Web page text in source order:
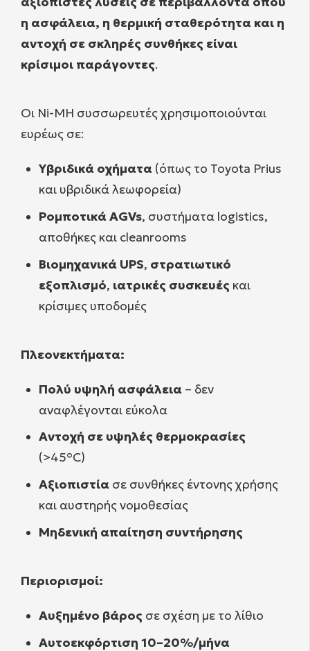
η ασφάλεια, η θερμική σταθερότητα και η
αντοχή σε σκληρές συνθήκες είναι
κρίσιμοι παράγοντες.
Οι Ni-MH συσσωρευτές χρησιμοποιούνται
ευρέως σε:
Υβριδικά οχήματα (όπως το Toyota Prius
και υβριδικά λεωφορεία)
Ρομποτικά AGVs, συστήματα logistics,
αποθήκες και cleanrooms
Βιομηχανικά UPS, στρατιωτικό
εξοπλισμό, ιατρικές συσκευές και
κρίσιμες υποδομές
Πλεονεκτήματα:
Πολύ υψηλή ασφάλεια – δεν
αναφλέγονται εύκολα
Αντοχή σε υψηλές θερμοκρασίες
(>45°C)
Αξιοπιστία σε συνθήκες έντονης χρήσης
και αυστηρής νομοθεσίας
Μηδενική απαίτηση συντήρησης
Περιορισμοί:
Αυξημένο βάρος σε σχέση με το λίθιο
Αυτοεκφόρτιση 10–20%/μήνα